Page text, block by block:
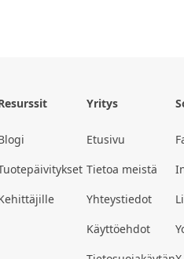
Yritys
Etusivu
Tietoa meistä
Yhteystiedot
Käyttöehdot